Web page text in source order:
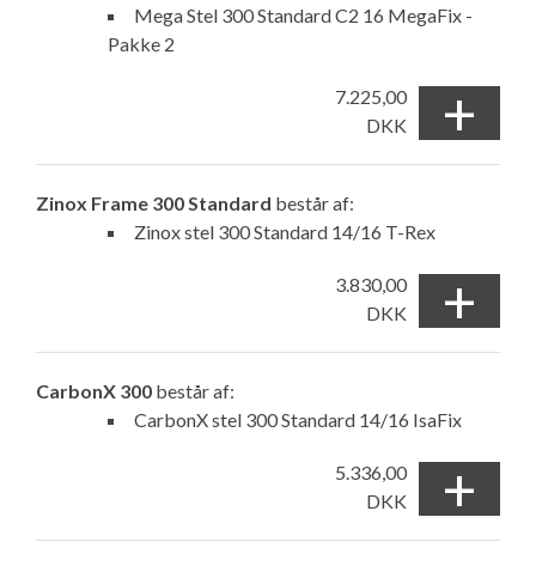
Mega Stel 300 Standard C2 16 MegaFix -
Pakke 2
7.225,00
DKK
+
Zinox Frame 300 Standard består af:
Zinox stel 300 Standard 14/16 T-Rex
3.830,00
DKK
+
CarbonX 300 består af:
CarbonX stel 300 Standard 14/16 IsaFix
5.336,00
DKK
+